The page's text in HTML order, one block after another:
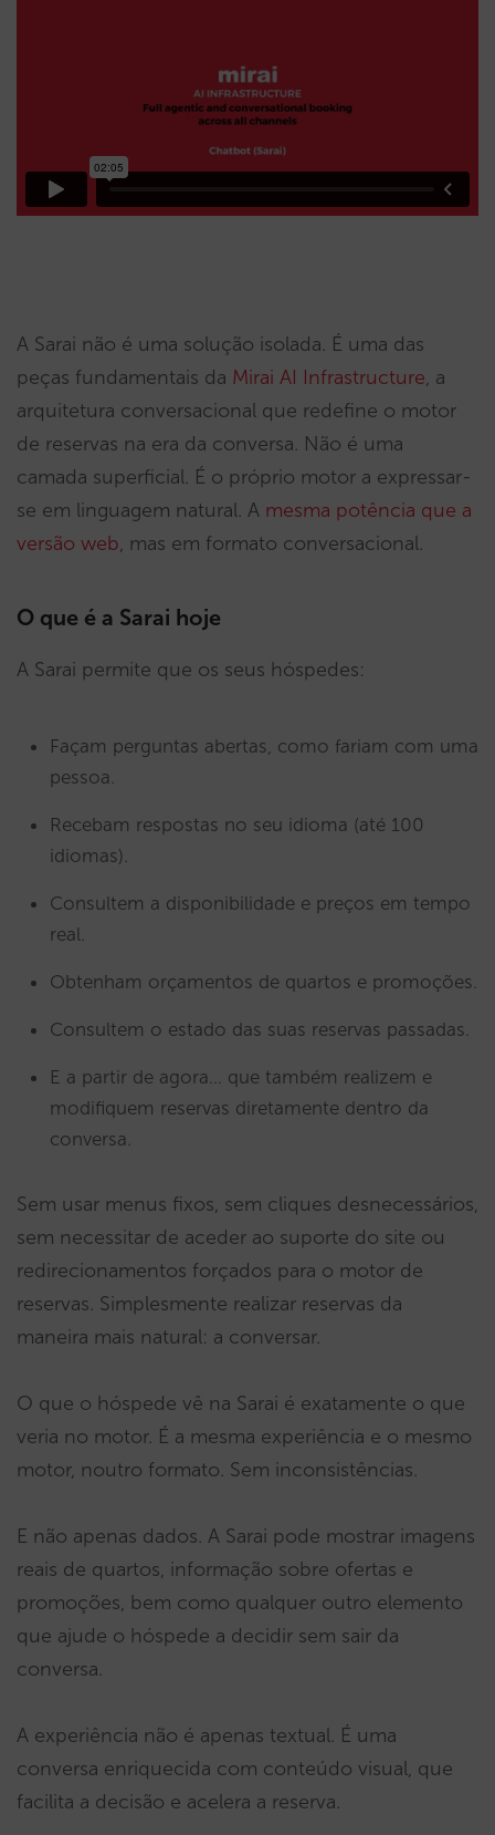
A Sarai não é uma solução isolada. É uma das
peças fundamentais da Mirai AI Infrastructure, a
arquitetura conversacional que redefine o motor
de reservas na era da conversa. Não é uma
camada superficial. É o próprio motor a expressar-
se em linguagem natural. A mesma potência que a
versão web, mas em formato conversacional.
O que é a Sarai hoje
A Sarai permite que os seus hóspedes:
Façam perguntas abertas, como fariam com uma
pessoa.
Recebam respostas no seu idioma (até 100
idiomas).
Consultem a disponibilidade e preços em tempo
real.
Obtenham orçamentos de quartos e promoções.
Consultem o estado das suas reservas passadas.
E a partir de agora… que também realizem e
modifiquem reservas diretamente dentro da
conversa.
Sem usar menus fixos, sem cliques desnecessários,
sem necessitar de aceder ao suporte do site ou
redirecionamentos forçados para o motor de
reservas. Simplesmente realizar reservas da
maneira mais natural: a conversar.
O que o hóspede vê na Sarai é exatamente o que
veria no motor. É a mesma experiência e o mesmo
motor, noutro formato. Sem inconsistências.
E não apenas dados. A Sarai pode mostrar imagens
reais de quartos, informação sobre ofertas e
promoções, bem como qualquer outro elemento
que ajude o hóspede a decidir sem sair da
conversa.
A experiência não é apenas textual. É uma
conversa enriquecida com conteúdo visual, que
facilita a decisão e acelera a reserva.